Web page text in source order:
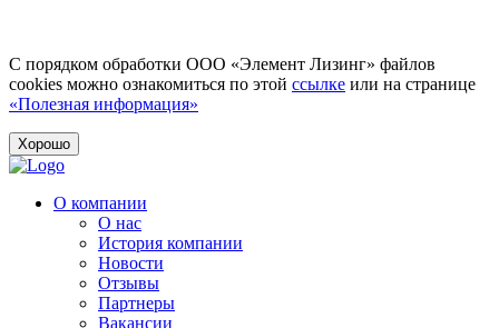
С порядком обработки ООО «Элемент Лизинг» файлов
cookies можно ознакомиться по этой ссылке или на странице
«Полезная информация»
Хорошо
О компании
О нас
История компании
Новости
Отзывы
Партнеры
Вакансии